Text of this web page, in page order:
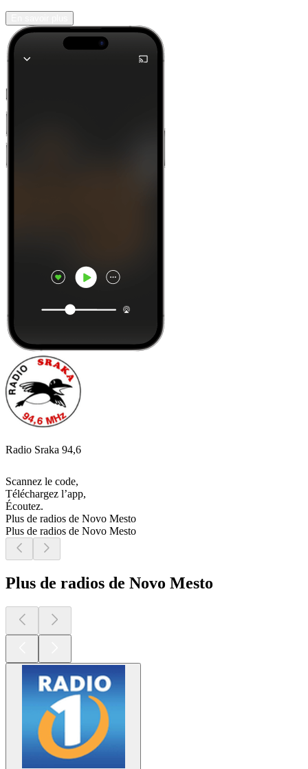
Radio Sraka 94,6
Scannez le code,
Téléchargez l’app,
Écoutez.
Plus de radios de Novo Mesto
Plus de radios de Novo Mesto
Plus de radios de Novo Mesto